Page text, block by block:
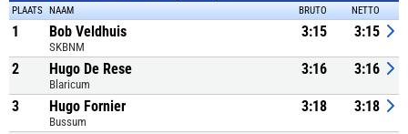
PLAATS NAAM BRUTO NETTO
1 Bob Veldhuis
SKBNM
3:15 3:15
2 Hugo De Rese
Blaricum
3:16 3:16
3 Hugo Fornier
Bussum
3:18 3:18